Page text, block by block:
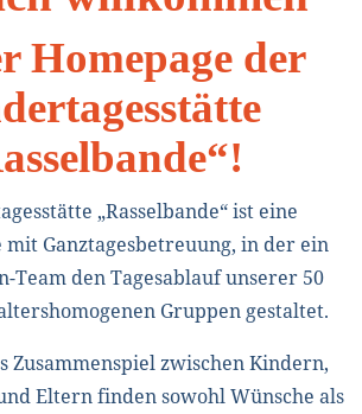
Homepage der
„Rasselbande“ ist eine
Ganztagesbetreuung, in der ein
Team den Tagesablauf unserer 50
Gruppen gestaltet.
Zusammenspiel zwischen Kindern,
Eltern finden sowohl Wünsche als